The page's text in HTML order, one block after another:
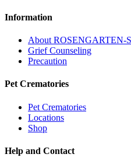
Information
About ROSENGARTEN-
Grief Counseling
Precaution
Pet Crematories
Pet Crematories
Locations
Shop
Help and Contact